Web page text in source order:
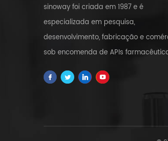
sinoway foi criada em 1987 e é
especializada em pesquisa,
desenvolvimento, fabricação e
sob encomenda de APIs
alimentares, matérias-primas